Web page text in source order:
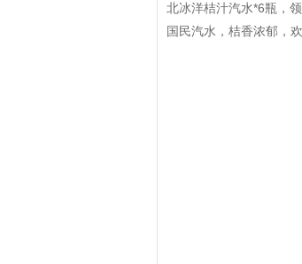
北冰洋桔汁汽水*6瓶，
国民汽水，桔香浓郁，